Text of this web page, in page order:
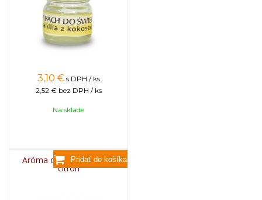
3,10 € s DPH / ks
2,52 € bez DPH / ks
Na sklade
Aróma do sviečok, 25g -
citrón